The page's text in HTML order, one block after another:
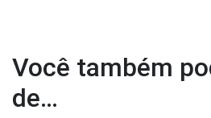
Você também
de…